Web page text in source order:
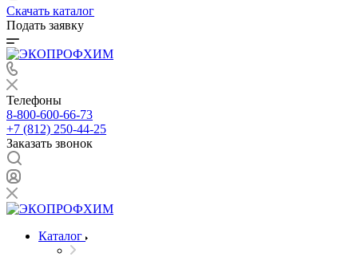
Скачать каталог
Подать заявку
Телефоны
8-800-600-66-73
+7 (812) 250-44-25
Заказать звонок
Каталог